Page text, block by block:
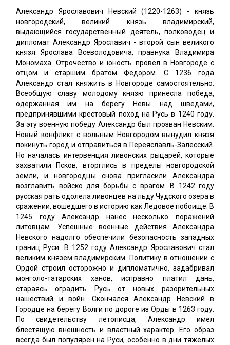
Александр Ярославович Невский (1220-1263) - князь
новгородский, великий князь владимирский,
выдающийся государственный деятель, полководец и
дипломат Александр Ярославич - второй сын великого
князя Ярослава Всеволодовича, правнука Владимира
Мономаха. Отрочество и юность провел в Новгороде с
отцом и старшим братом Федором. С 1236 года
Александр стал княжить в Новгороде самостоятельно.
Всеобщую славу молодому князю принесла победа,
одержанная им на берегу Невы над шведами,
предпринявшими крестовый поход на Русь в 1240 году.
За эту военную победу Александр был прозван Невским.
Новый конфликт с вольным Новгородом вынудил князя
покинуть город и отправиться в Переяславль-Залесский.
Но началась интервенция ливонских рыцарей, которые
захватили Псков, вторглись в пределы новгородской
земли, и новгородцы снова пригласили Александра
возглавить войско для борьбы с врагом. В 1242 году
русская рать одолела ливонцев на льду Чудского озера в
сражении, вошедшего в историю как Ледовое побоище. В
1245 году Александр нанес несколько поражений
литовцам. Успешные военные действия Александра
Невского надолго обеспечили безопасность западных
границ Руси. В 1252 году Александр Ярославович стал
великим князем владимирским. Политику в отношении с
Ордой строил осторожно и дипломатично, задабривал
монголо-татарских ханов, исправно платил дань,
стараясь оградить Русь от новых разорительных
нашествий и войн. Скончался Александр Невский в
Городце на берегу Волги по дороге из Орды в 1263 году.
По свидетельству летописца, Александр имел
блестящую внешность и властный характер. Его образ
всегда был популярен на Руси, особенно в дни тяжелых